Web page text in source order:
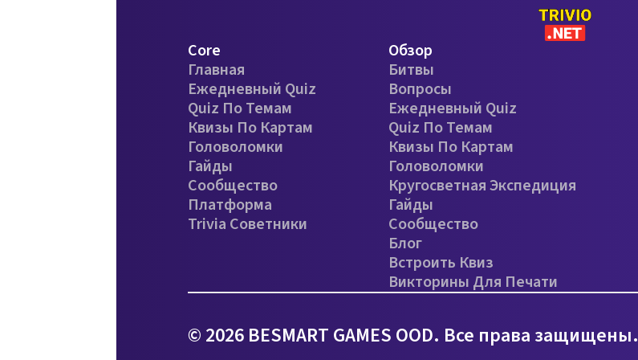
Core
Главная
Ежедневный Quiz
Quiz По Темам
Квизы По Картам
Головоломки
Гайды
Сообщество
Платформа
Trivia Советники
Обзор
Битвы
Вопросы
Ежедневный Quiz
Quiz По Темам
Квизы По Картам
Головоломки
Кругосветная Экспедиция
Гайды
Сообщество
Блог
Встроить Квиз
Викторины Для Печати
© 2026 BESMART GAMES OOD. Все права защищены.